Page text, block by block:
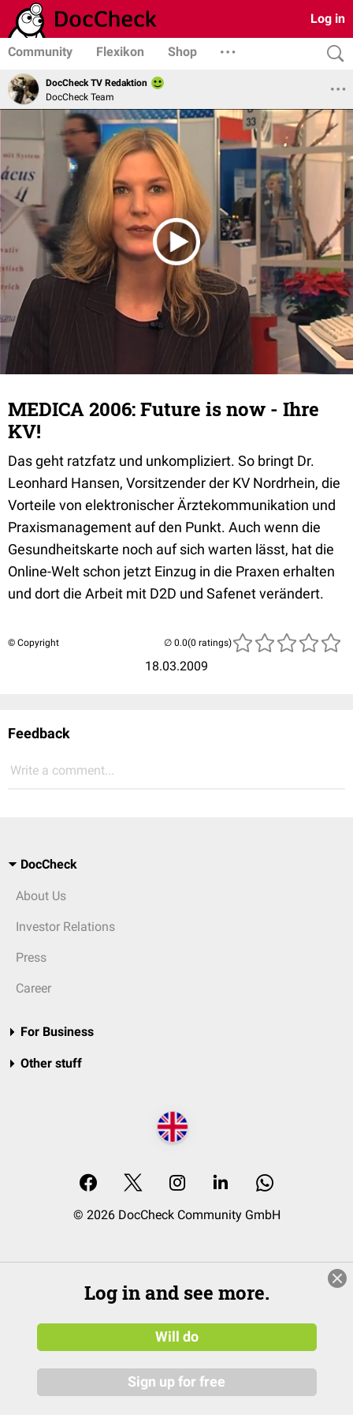
Log in
Community Flexikon Shop
DocCheck TV Redaktion
DocCheck Team
MEDICA 2006: Future is now - Ihre
KV!
Das geht ratzfatz und unkompliziert. So bringt Dr.
Leonhard Hansen, Vorsitzender der KV Nordrhein, die
Vorteile von elektronischer Ärztekommunikation und
Praxismanagement auf den Punkt. Auch wenn die
Gesundheitskarte noch auf sich warten lässt, hat die
Online-Welt schon jetzt Einzug in die Praxen erhalten
und dort die Arbeit mit D2D und Safenet verändert.
© Copyright
18.03.2009
(0 ratings)
Feedback
Write a comment...
DocCheck
About Us
Investor Relations
Press
Career
For Business
Other stuff
© 2026 DocCheck Community GmbH
Log in and see more.
Will do
Sign up for free